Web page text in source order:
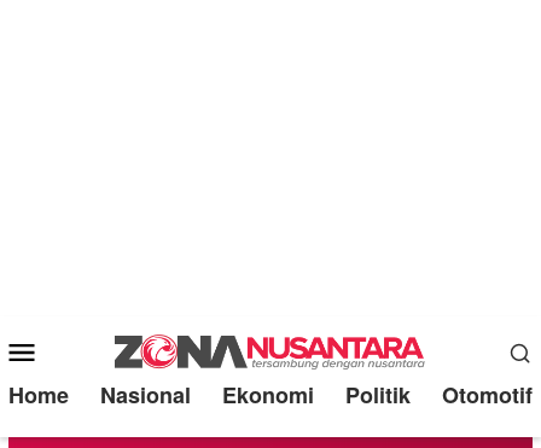
Mobile
Menu
Home Nasional Ekonomi Politik Otomotif